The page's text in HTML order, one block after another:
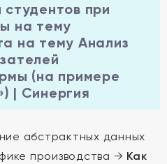
при
на тему
на тему Анализ
(на примере
| Синергия
абстрактных данных
производства → Как